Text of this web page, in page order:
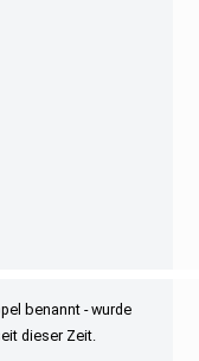
benannt - wurde
dieser Zeit.